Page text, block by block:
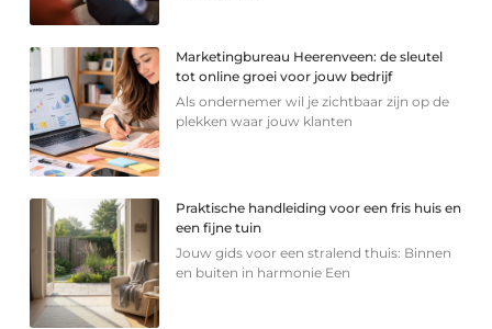
Marketingbureau Heerenveen: de sleutel
tot online groei voor jouw bedrijf
Als ondernemer wil je zichtbaar zijn op de
plekken waar jouw klanten
Praktische handleiding voor een fris huis en
een fijne tuin
Jouw gids voor een stralend thuis: Binnen
en buiten in harmonie Een